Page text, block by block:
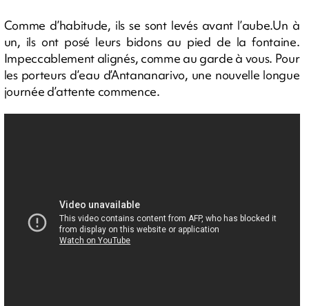
Comme d’habitude, ils se sont levés avant l’aube.Un à
un, ils ont posé leurs bidons au pied de la fontaine.
Impeccablement alignés, comme au garde à vous. Pour
les porteurs d’eau d’Antananarivo, une nouvelle longue
journée d’attente commence.